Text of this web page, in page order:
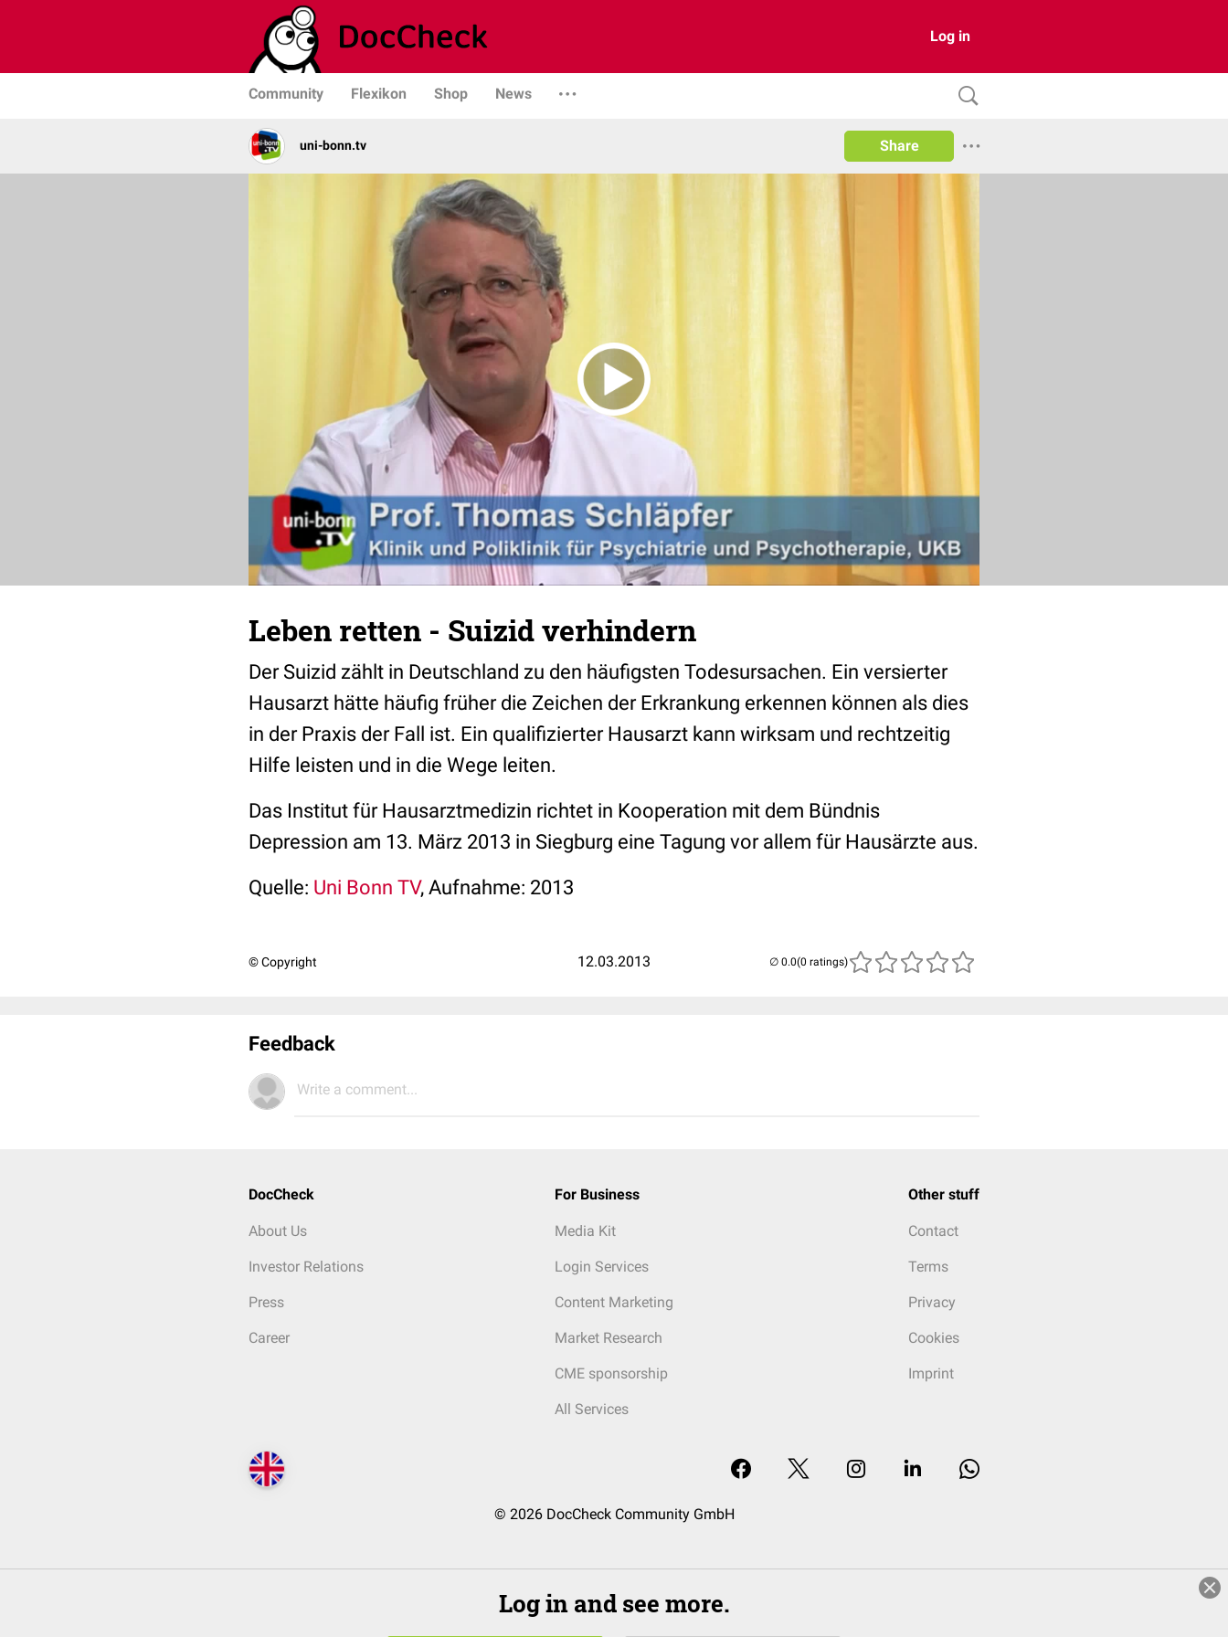
Log in
Community Flexikon Shop News
uni-bonn.tv Share
Leben retten - Suizid verhindern
Der Suizid zählt in Deutschland zu den häufigsten Todesursachen. Ein versierter
Hausarzt hätte häufig früher die Zeichen der Erkrankung erkennen können als dies
in der Praxis der Fall ist. Ein qualifizierter Hausarzt kann wirksam und rechtzeitig
Hilfe leisten und in die Wege leiten.
Das Institut für Hausarztmedizin richtet in Kooperation mit dem Bündnis
Depression am 13. März 2013 in Siegburg eine Tagung vor allem für Hausärzte aus.
Quelle: Uni Bonn TV, Aufnahme: 2013
© Copyright 12.03.2013 (0 ratings)
Feedback
Write a comment...
DocCheck
About Us
Investor Relations
Press
Career
For Business
Media Kit
Login Services
Content Marketing
Market Research
CME sponsorship
All Services
Other stuff
Contact
Terms
Privacy
Cookies
Imprint
© 2026 DocCheck Community GmbH
Log in and see more.